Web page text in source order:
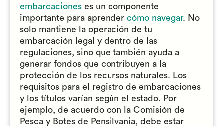
embarcaciones es un componente
importante para aprender cómo navegar. No
solo mantiene la operación de tu
embarcación legal y dentro de las
regulaciones, sino que también ayuda a
generar fondos que contribuyen a la
protección de los recursos naturales. Los
requisitos para el registro de embarcaciones
y los títulos varían según el estado. Por
ejemplo, de acuerdo con la Comisión de
Pesca y Botes de Pensilvania, debe estar